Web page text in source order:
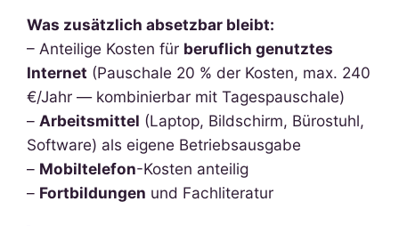
Was zusätzlich absetzbar bleibt:
– Anteilige Kosten für beruflich genutztes
Internet (Pauschale 20 % der Kosten, max. 240
€/Jahr — kombinierbar mit Tagespauschale)
– Arbeitsmittel (Laptop, Bildschirm, Bürostuhl,
Software) als eigene Betriebsausgabe
– Mobiltelefon-Kosten anteilig
– Fortbildungen und Fachliteratur